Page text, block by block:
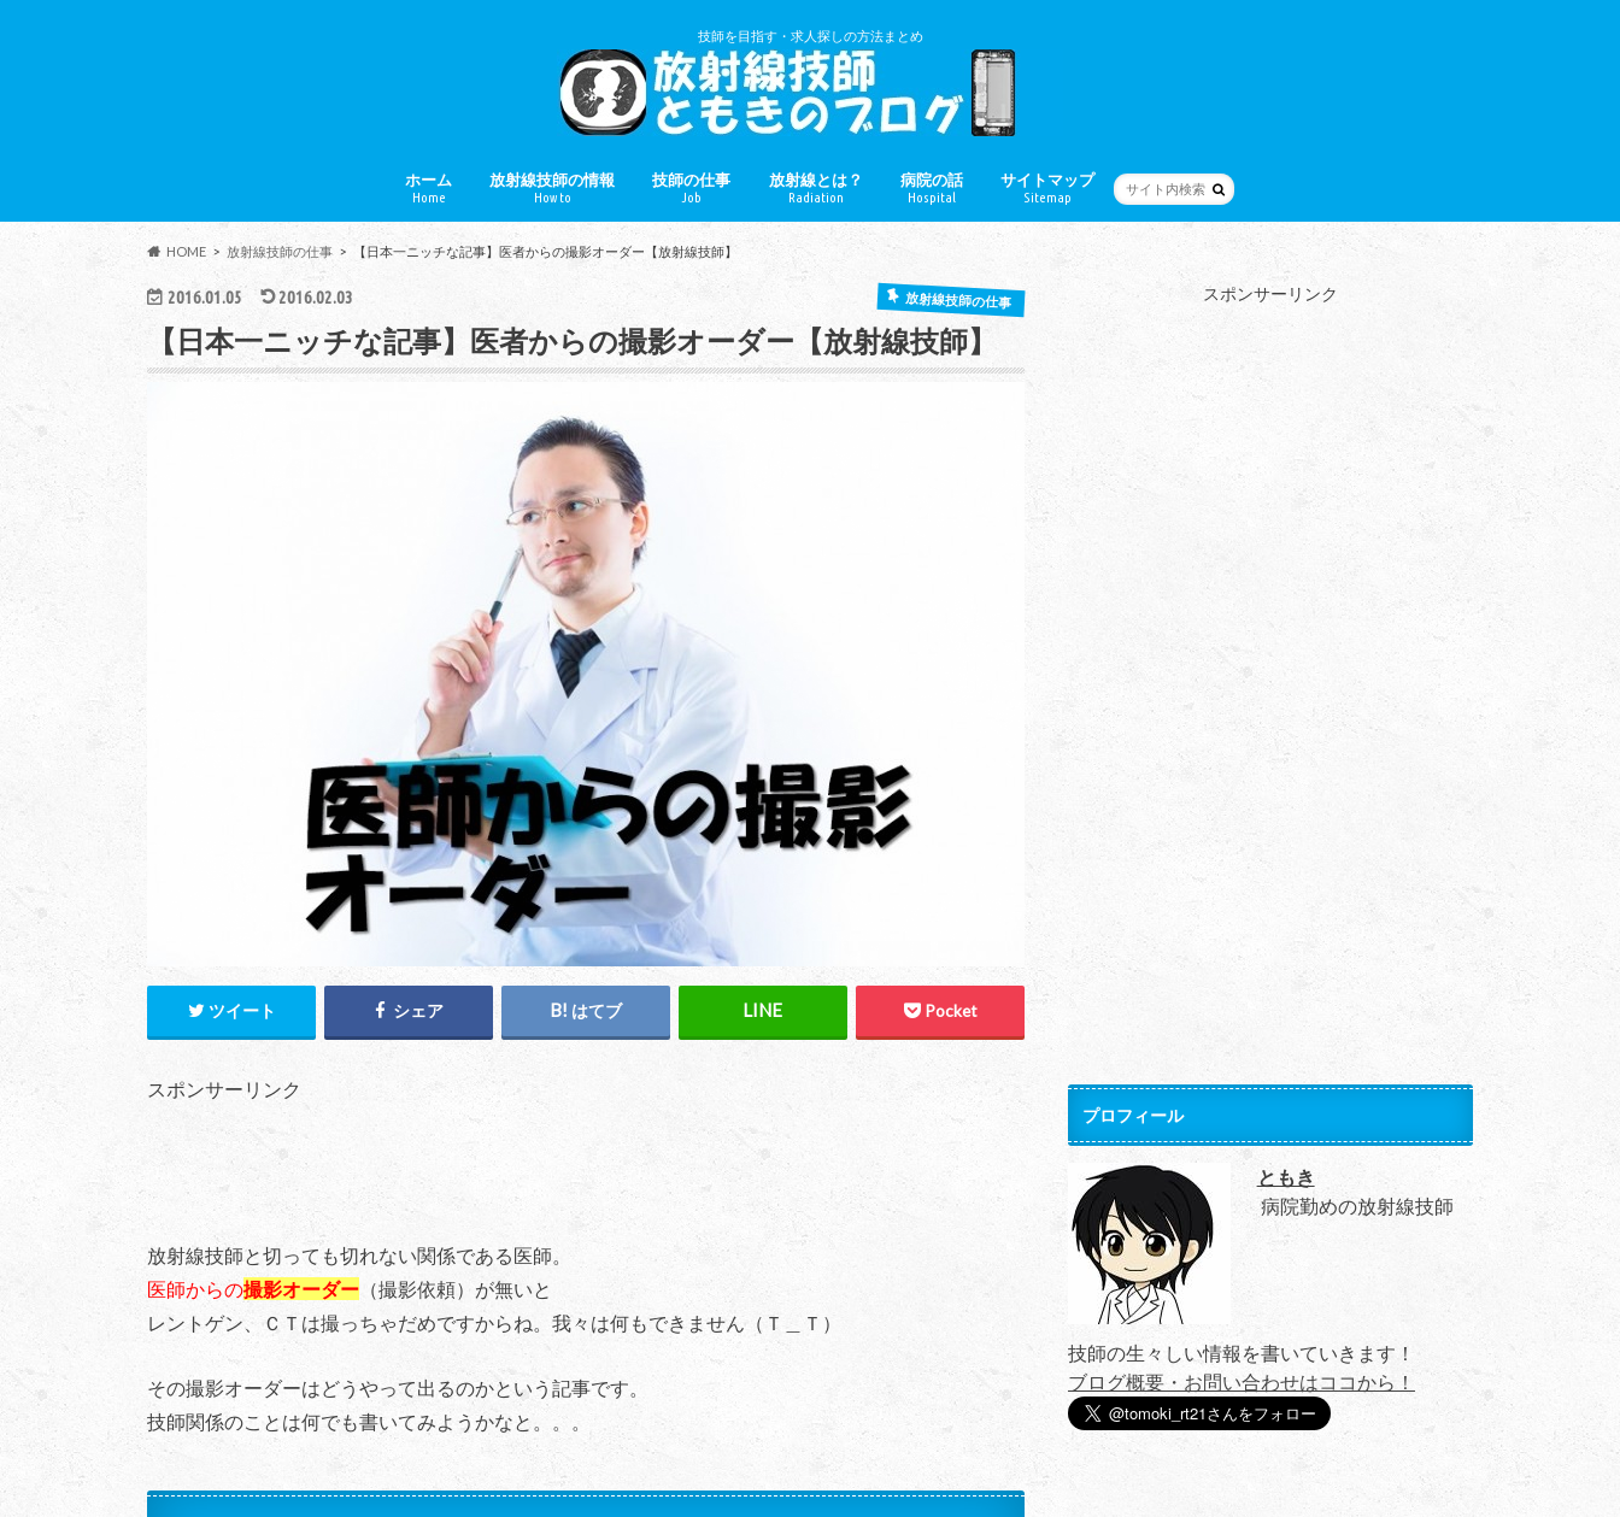
技師を目指す・求人探しの方法まとめ
ホーム
Home
放射線技師の情報
How to
放射線技師とは？
給料・年収
学校・就職
技師の仕事
Job
病院・健診・クリニック
技師のぼやき
放射線とは？
Radiation
病院の話
Hospital
サイトマップ
Sitemap
HOME 放射線技師の仕事 【日本一ニッチな記事】医者からの撮影オーダー【放射線技師】
2016.01.05 2016.02.03 放射線技師の仕事
【日本一ニッチな記事】医者からの撮影オーダー【放射線技師】
ツイート シェア はてブ Pocket
スポンサーリンク
放射線技師と切っても切れない関係である医師。
医師からの撮影オーダー （撮影依頼）が無いと
レントゲン、ＣＴは撮っちゃだめですからね。我々は何もできません（Ｔ＿Ｔ）
その撮影オーダーはどうやって出るのかという記事です。
技師関係のことは何でも書いてみようかなと。。。
スポンサーリンク
プロフィール
ともき
病院勤めの放射線技師
技師の生々しい情報を書いていきます！
ブログ概要・お問い合わせはココから！